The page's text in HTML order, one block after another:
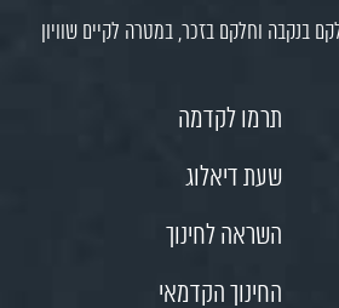
בנקבה וחלקם בזכר, במטרה לקיים שוויון
תרמו לקדמה
שעת דיאלוג
השראה לחינוך
החינוך הקדמאי